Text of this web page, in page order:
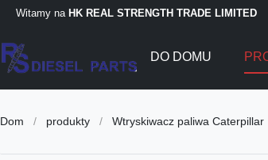
Witamy na HK REAL STRENGTH TRADE LIMITED
DO DOMU
Dom / produkty / Wtryskiwacz paliwa Caterpillar